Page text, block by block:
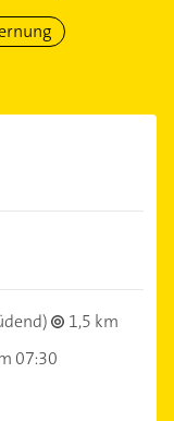
1,5 km
07:30